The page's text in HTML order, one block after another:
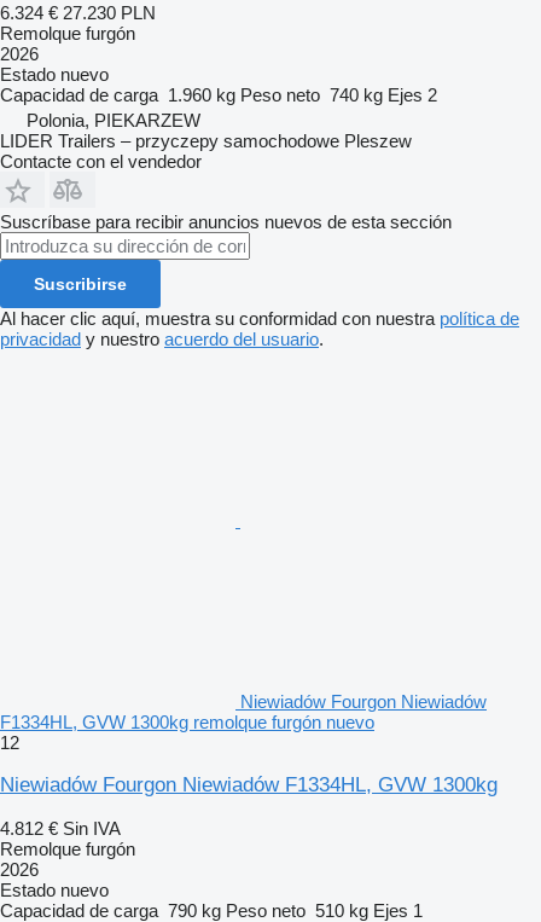
6.324 € 27.230 PLN
Remolque furgón
2026
Estado nuevo
Capacidad de carga 1.960 kg Peso neto 740 kg Ejes 2
Polonia, PIEKARZEW
LIDER Trailers – przyczepy samochodowe Pleszew
Contacte con el vendedor
Suscríbase para recibir anuncios nuevos de esta sección
Suscribirse
Al hacer clic aquí, muestra su conformidad con nuestra política de
privacidad y nuestro acuerdo del usuario.
Niewiadów Fourgon Niewiadów
F1334HL, GVW 1300kg remolque furgón nuevo
12
Niewiadów Fourgon Niewiadów F1334HL, GVW 1300kg
4.812 € Sin IVA
Remolque furgón
2026
Estado nuevo
Capacidad de carga 790 kg Peso neto 510 kg Ejes 1